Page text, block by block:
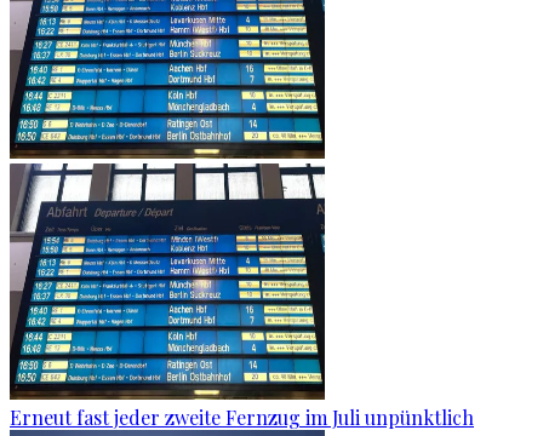
Erneut fast jeder zweite Fernzug im Juli unpünktlich